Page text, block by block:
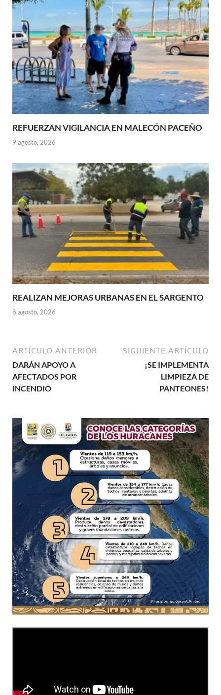
REFUERZAN VIGILANCIA EN MALECÓN PACEÑO
9 agosto, 2026
REALIZAN MEJORAS URBANAS EN EL SARGENTO
8 agosto, 2026
ARTÍCULO ANTERIOR
DARÁN APOYO A
AFECTADOS POR
INCENDIO
SIGUIENTE ARTÍCULO
¡SE IMPLEMENTA
LIMPIEZA DE
PANTEONES!